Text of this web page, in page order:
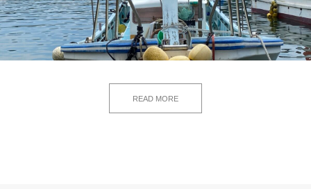
READ MORE